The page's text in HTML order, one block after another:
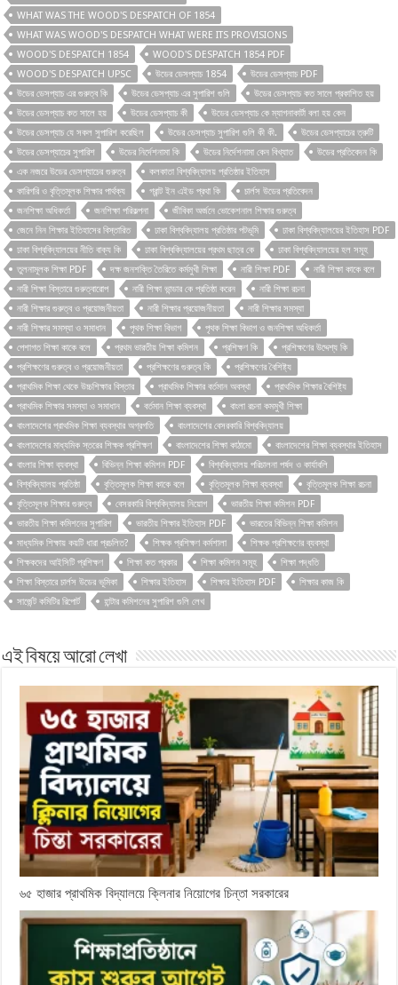
WHAT WAS THE WOOD'S DESPATCH OF 1854
WHAT WAS WOOD'S DESPATCH WHAT WERE ITS PROVISIONS
WOOD'S DESPATCH 1854
WOOD'S DESPATCH 1854 PDF
WOOD'S DESPATCH UPSC
উডের ডেসপ্যাচ 1854
উডের ডেসপ্যাচ PDF
উডের ডেসপ্যাচ এর গুরুত্ব কি
উডের ডেসপ্যাচ এর সুপারিশ গুলি
উডের ডেসপ্যাচ কত সালে প্রকাশিত হয়
উডের ডেসপ্যাচ কত সালে হয়
উডের ডেসপ্যাচ কী
উডের ডেসপ্যাচ কে ম্যাগনাকার্টা বলা হয় কেন
উডের ডেসপ্যাচ যে সকল সুপারিশ করেছিল
উডের ডেসপ্যাচ সুপারিশ গুলি কী কী.
উডের ডেসপ্যাচের ত্রুটি
উডের ডেসপ্যাচের সুপারিশ
উডের নির্দেশনামা কি উডের নির্দেশনামা কেন বিখ্যাত
উডের প্রতিবেদন কি
এক নজরে উডের ডেসপ্যাচের গুরুত্ব
কলকাতা বিশ্ববিদ্যালয় প্রতিষ্ঠার ইতিহাস
কারিগরি ও বৃত্তিমূলক শিক্ষার পার্থক্য
গ্রান্ট ইন এইড প্রথা কি
চার্লস উডের প্রতিবেদন
জনশিক্ষা অধিকর্তা
জনশিক্ষা পরিকল্পনা
জীবিকা অর্জনে ভোকেশনাল শিক্ষার গুরুত্ব
জেনে নিন শিক্ষার ইতিহাসের বিস্তারিত
ঢাকা বিশ্ববিদ্যালয় প্রতিষ্ঠার পটভূমি
ঢাকা বিশ্ববিদ্যালয়ের ইতিহাস PDF
ঢাকা বিশ্ববিদ্যালয়ের নীতি বাক্য কি
ঢাকা বিশ্ববিদ্যালয়ের প্রথম ছাত্র কে
ঢাকা বিশ্ববিদ্যালয়ের হল সমূহ
তুলনামূলক শিক্ষা PDF
দক্ষ জনশক্তি তৈরিতে কর্মমুখী শিক্ষা নারী শিক্ষা PDF
নারী শিক্ষা কাকে বলে
নারী শিক্ষা বিস্তারে গুরুত্বারোপ
নারী শিক্ষা ভান্ডার কে প্রতিষ্ঠা করেন
নারী শিক্ষা রচনা
নারী শিক্ষার গুরুত্ব ও প্রয়োজনীয়তা
নারী শিক্ষার প্রয়োজনীয়তা
নারী শিক্ষার সমস্যা
নারী শিক্ষার সমস্যা ও সমাধান
পৃথক শিক্ষা বিভাগ
পৃথক শিক্ষা বিভাগ ও জনশিক্ষা অধিকর্তা
পেশাগত শিক্ষা কাকে বলে
প্রথম ভারতীয় শিক্ষা কমিশন প্রশিক্ষণ কি
প্রশিক্ষণের উদ্দেশ্য কি
প্রশিক্ষণের গুরুত্ব ও প্রয়োজনীয়তা
প্রশিক্ষণের গুরুত্ব কি
প্রশিক্ষণের বৈশিষ্ট্য
প্রাথমিক শিক্ষা থেকে উচ্চশিক্ষার বিস্তার
প্রাথমিক শিক্ষার বর্তমান অবস্থা
প্রাথমিক শিক্ষার বৈশিষ্ট্য
প্রাথমিক শিক্ষার সমস্যা ও সমাধান
বর্তমান শিক্ষা ব্যবস্থা
বাংলা রচনা কমমুখী শিক্ষা
বাংলাদেশের প্রাথমিক শিক্ষা ব্যবস্থার অগ্রগতি
বাংলাদেশের বেসরকারি বিশ্ববিদ্যালয়
বাংলাদেশের মাধ্যমিক স্তরের শিক্ষক প্রশিক্ষণ
বাংলাদেশের শিক্ষা কাঠামো
বাংলাদেশের শিক্ষা ব্যবস্থার ইতিহাস
বাংলার শিক্ষা ব্যবস্থা
বিভিন্ন শিক্ষা কমিশন PDF
বিশ্ববিদ্যালয় পরিচালনা পর্ষদ ও কার্যাবলি
বিশ্ববিদ্যালয় প্রতিষ্ঠা
বৃত্তিমূলক শিক্ষা কাকে বলে বৃত্তিমূলক শিক্ষা ব্যবস্থা
বৃত্তিমূলক শিক্ষা রচনা
বৃত্তিমূলক শিক্ষার গুরুত্ব
বেসরকারি বিশ্ববিদ্যালয় নিয়োগ
ভারতীয় শিক্ষা কমিশন PDF
ভারতীয় শিক্ষা কমিশনের সুপারিশ
ভারতীয় শিক্ষার ইতিহাস PDF
ভারতের বিভিন্ন শিক্ষা কমিশন
মাধ্যমিক শিক্ষায় কয়টি ধারা প্রচলিত?
শিক্ষক প্রশিক্ষণ কর্মশালা
শিক্ষক প্রশিক্ষণের ব্যবস্থা
শিক্ষকদের আইসিটি প্রশিক্ষণ
শিক্ষা কত প্রকার শিক্ষা কমিশন সমূহ
শিক্ষা পদ্ধতি
শিক্ষা বিস্তারে চার্লস উডের ভূমিকা
শিক্ষার ইতিহাস শিক্ষার ইতিহাস PDF
শিক্ষার কাজ কি
সার্জেন্ট কমিটির রিপোর্ট
হান্টার কমিশনের সুপারিশ গুলি লেখ
এই বিষয়ে আরো লেখা
৬৫ হাজার প্রাথমিক বিদ্যালয়ে ক্লিনার নিয়োগের চিন্তা সরকারের